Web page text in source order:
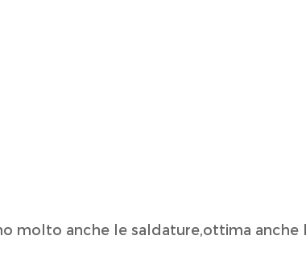
molto anche le saldature,ottima anche